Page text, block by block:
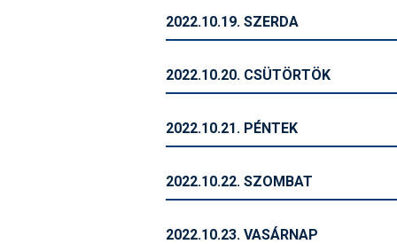
2022.10.19. SZERDA
2022.10.20. CSÜTÖRTÖK
2022.10.21. PÉNTEK
2022.10.22. SZOMBAT
2022.10.23. VASÁRNAP